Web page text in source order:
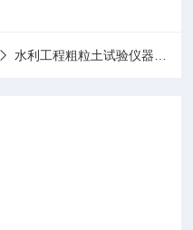
水利工程粗粒土试验仪器